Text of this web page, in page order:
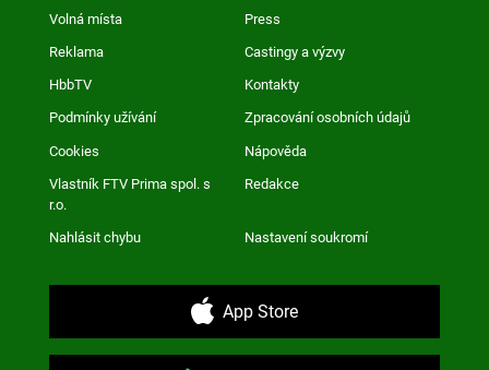
Volná místa Press
Reklama Castingy a výzvy
HbbTV Kontakty
Podmínky užívání Zpracování osobních údajů
Cookies Nápověda
Vlastník FTV Prima spol. s
r.o.
Redakce
Nahlásit chybu Nastavení soukromí
App Store